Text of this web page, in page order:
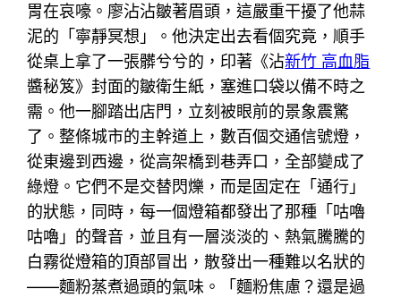
胃在哀嚎。廖沾沾皺著眉頭，這嚴重干擾了他蒜
泥的「寧靜冥想」。他決定出去看個究竟，順手
從桌上拿了一張髒兮兮的，印著《沾新竹 高血脂
醬秘笈》封面的皺衛生紙，塞進口袋以備不時之
需。他一腳踏出店門，立刻被眼前的景象震驚
了。整條城市的主幹道上，數百個交通信號燈，
從東邊到西邊，從高架橋到巷弄口，全部變成了
綠燈。它們不是交替閃爍，而是固定在「通行」
的狀態，同時，每一個燈箱都發出了那種「咕嚕
咕嚕」的聲音，並且有一層淡淡的、熱氣騰騰的
白霧從燈箱的頂部冒出，散發出一種難以名狀的
——麵粉蒸煮過頭的氣味。「麵粉焦慮？還是過